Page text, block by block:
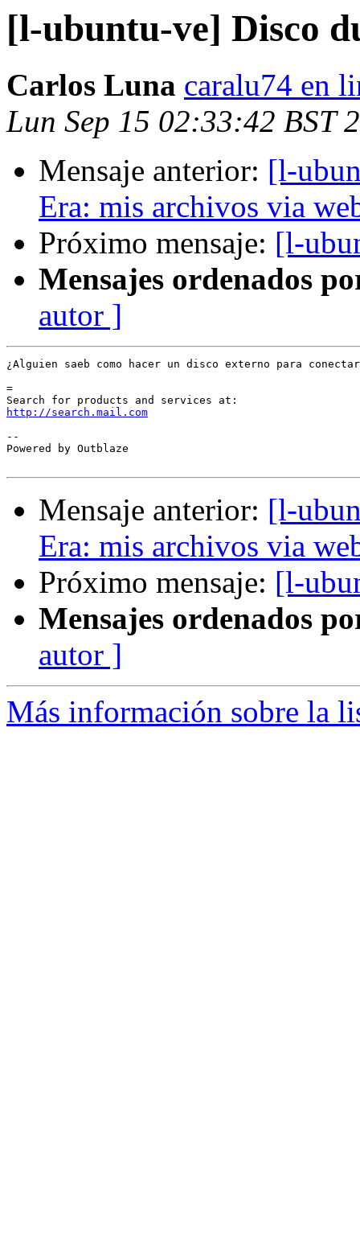
[l-ubuntu-ve] Disco
Carlos Luna caralu74 en
Lun Sep 15 02:33:42 BST
Mensaje anterior: [l-
Era: mis archivos via
Próximo mensaje: [l-
Mensajes ordenados
autor ]
¿Alguien saeb como hacer un disco externo para
=
http://search.mail.com
--
Powered by Outblaze
Mensaje anterior: [l-
Era: mis archivos via
Próximo mensaje: [l-
Mensajes ordenados
autor ]
Más información sobre la